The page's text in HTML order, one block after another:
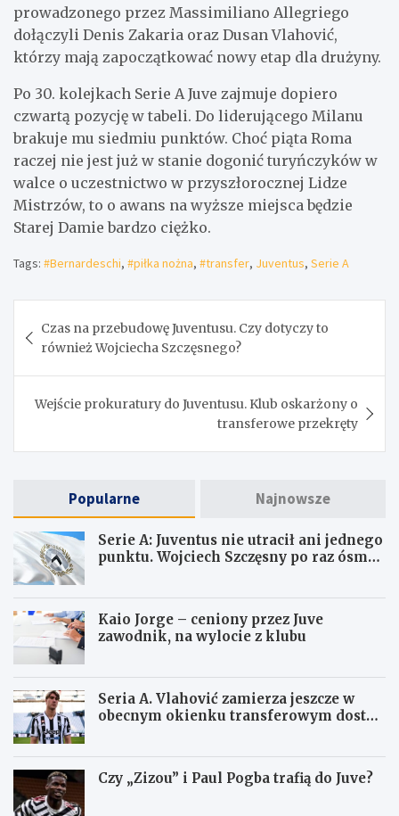
prowadzonego przez Massimiliano Allegriego
dołączyli Denis Zakaria oraz Dusan Vlahović,
którzy mają zapoczątkować nowy etap dla drużyny.
Po 30. kolejkach Serie A Juve zajmuje dopiero
czwartą pozycję w tabeli. Do liderującego Milanu
brakuje mu siedmiu punktów. Choć piąta Roma
raczej nie jest już w stanie dogonić turyńczyków w
walce o uczestnictwo w przyszłorocznej Lidze
Mistrzów, to o awans na wyższe miejsca będzie
Starej Damie bardzo ciężko.
Tags: #Bernardeschi, #piłka nożna, #transfer, Juventus, Serie A
wpisu
Czas na przebudowę Juventusu. Czy dotyczy to
również Wojciecha Szczęsnego?
Wejście prokuratury do Juventusu. Klub oskarżony o
transferowe przekręty
Popularne Najnowsze
Serie A: Juventus nie utracił ani jednego
punktu. Wojciech Szczęsny po raz ósmy
Kaio Jorge – ceniony przez Juve
zawodnik, na wylocie z klubu
Seria A. Vlahović zamierza jeszcze w
obecnym okienku transferowym dostać
Czy „Zizou” i Paul Pogba trafią do Juve?